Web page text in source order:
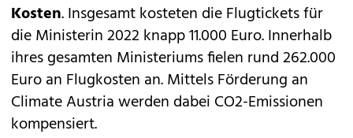
Kosten. Insgesamt kosteten die Flugtickets für
die Ministerin 2022 knapp 11.000 Euro. Innerhalb
ihres gesamten Ministeriums fielen rund 262.000
Euro an Flugkosten an. Mittels Förderung an
Climate Austria werden dabei CO2-Emissionen
kompensiert.